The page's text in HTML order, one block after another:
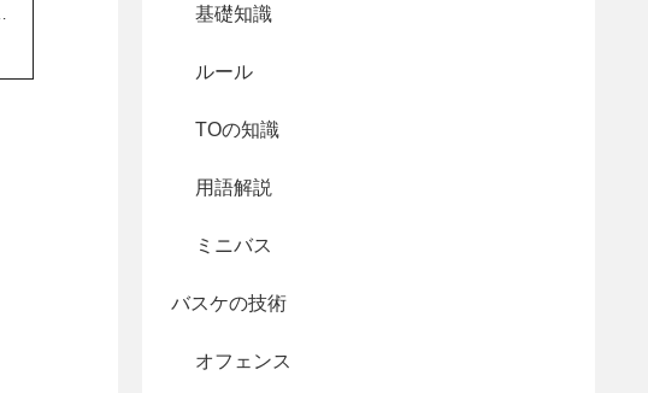
基礎知識
ルール
TOの知識
用語解説
ミニバス
バスケの技術
オフェンス